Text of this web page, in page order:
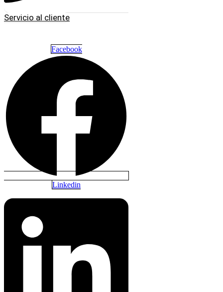
Servicio al cliente
Facebook
Linkedin